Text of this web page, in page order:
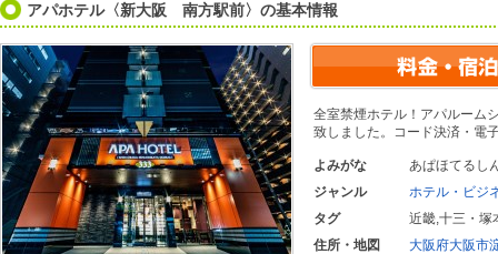
アパホテル〈新大阪 南方駅前〉 の基本情報
全室禁煙ホテル！アパルーム
致しました。コード決済・電
よみがな
あぱほてるし
ジャンル
ホテル・ビジ
タグ
近畿,十三・塚
住所・地図
大阪府大阪市